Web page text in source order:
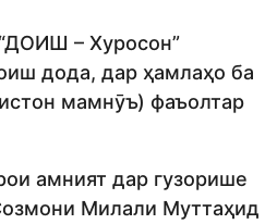
– Хуросон”
дода, дар ҳамлаҳо ба
мамнӯъ) фаъолтар
амният дар гузорише
Милали Муттаҳид